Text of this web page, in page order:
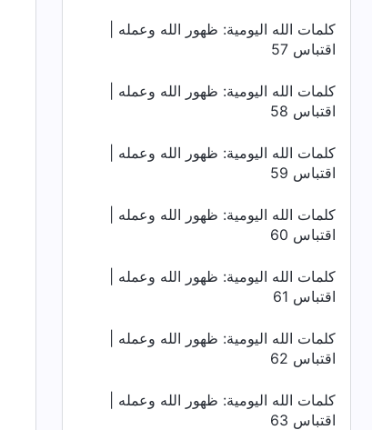
كلمات الله اليومية: ظهور الله وعمله |
اقتباس 57
كلمات الله اليومية: ظهور الله وعمله |
اقتباس 58
كلمات الله اليومية: ظهور الله وعمله |
اقتباس 59
كلمات الله اليومية: ظهور الله وعمله |
اقتباس 60
كلمات الله اليومية: ظهور الله وعمله |
اقتباس 61
كلمات الله اليومية: ظهور الله وعمله |
اقتباس 62
كلمات الله اليومية: ظهور الله وعمله |
اقتباس 63